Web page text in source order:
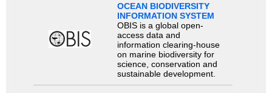
OCEAN BIODIVERSITY
INFORMATION SYSTEM
OBIS is a global open-
access data and
information clearing-house
on marine biodiversity for
science, conservation and
sustainable development.